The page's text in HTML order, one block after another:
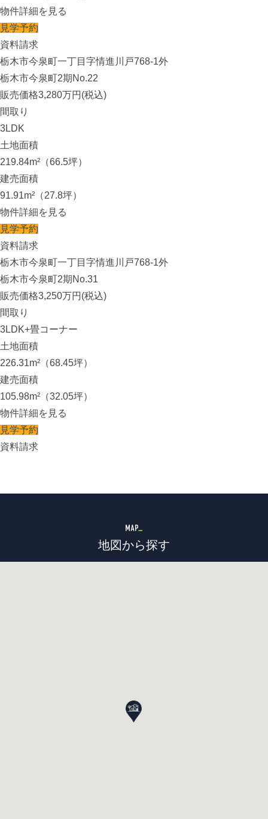
物件詳細を見る
見学予約
資料請求
栃木市今泉町一丁目字情進川戸768-1外
栃木市今泉町2期No.22
販売価格3,280万円(税込)
間取り
3LDK
土地面積
219.84m²（66.5坪）
建売面積
91.91m²（27.8坪）
物件詳細を見る
見学予約
資料請求
栃木市今泉町一丁目字情進川戸768-1外
栃木市今泉町2期No.31
販売価格3,250万円(税込)
間取り
3LDK+畳コーナー
土地面積
226.31m²（68.45坪）
建売面積
105.98m²（32.05坪）
物件詳細を見る
見学予約
資料請求
地図から探す